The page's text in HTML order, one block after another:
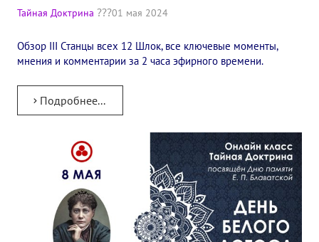
О школе Теософии
Открытая школа теософии
Фотоматериалы
ГОВОРЯТ ТЕОСОФЫ. Рубрика «Вопрос-Ответ»
Книги
Семинары
Тайная Доктрина 01 мая 2024
Обзор III Станцы всех 12 Шлок, все ключевые моменты,
мнения и комментарии за 2 часа эфирного времени.
Подробнее...